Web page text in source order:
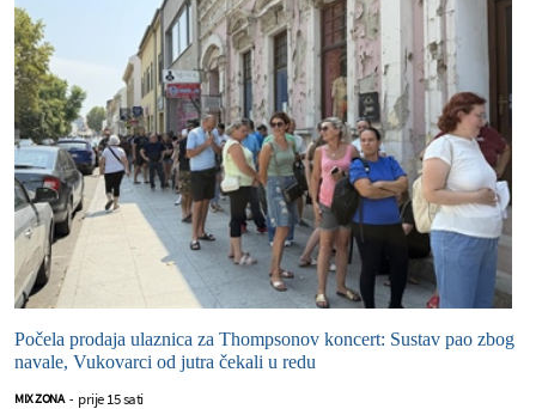
Počela prodaja ulaznica za Thompsonov koncert: Sustav pao zbog
navale, Vukovarci od jutra čekali u redu
MIX ZONA - prije 15 sati